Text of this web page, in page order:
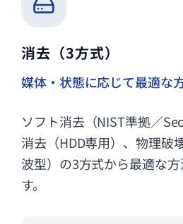
消去（3方式）
媒体・状態に応じて最適な
ソフト消去（NIST準拠／
消去（HDD専用）、物理破
波型）の3方式から最適な
す。